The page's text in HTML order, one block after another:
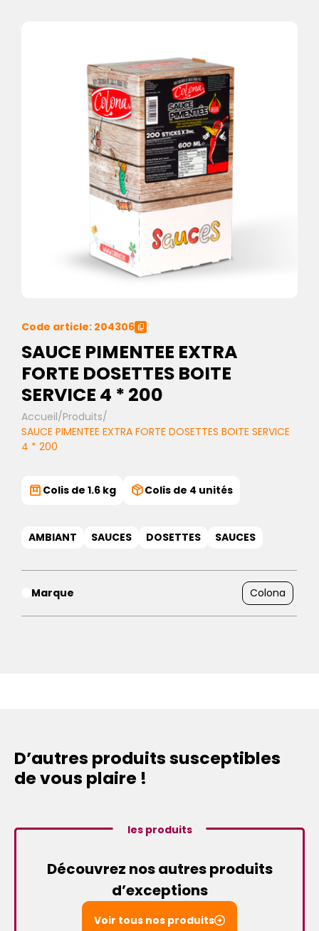
Code article: 204306
SAUCE PIMENTEE EXTRA
FORTE DOSETTES BOITE
SERVICE 4 * 200
Accueil/Produits/
SAUCE PIMENTEE EXTRA FORTE DOSETTES BOITE SERVICE
4 * 200
Colis de 1.6 kg Colis de 4 unités
AMBIANT SAUCES DOSETTES SAUCES
Marque Colona
D’autres produits susceptibles
de vous plaire !
les produits
Découvrez nos autres produits
d’exceptions
Voir tous nos produits